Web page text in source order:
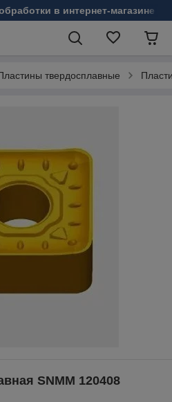
в интернет-магазине
твердосплавные
SNMM 120408